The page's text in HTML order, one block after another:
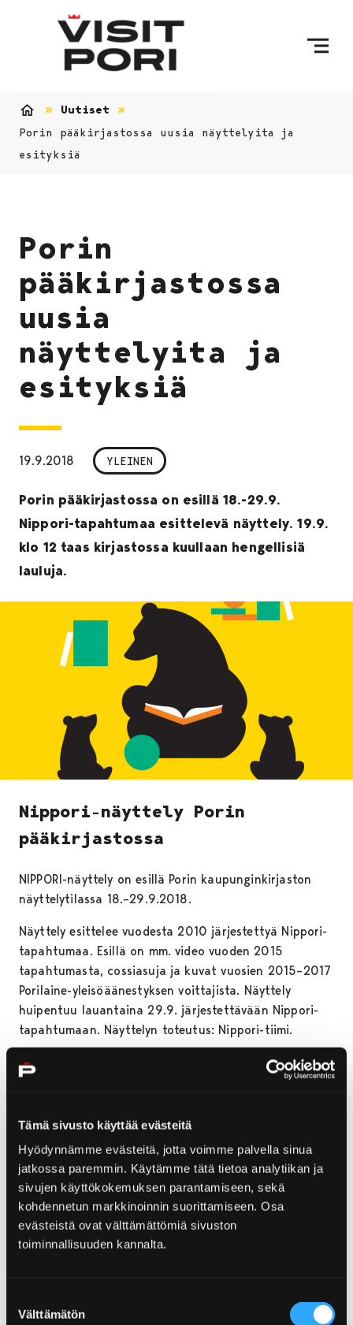
Tämä sivusto käyttää evästeitä
Hyödynnämme evästeitä, jotta voimme palvella sinua
jatkossa paremmin. Käytämme tätä tietoa analytiikan ja
sivujen käyttökokemuksen parantamiseen, sekä
kohdennetun markkinoinnin suorittamiseen. Osa
evästeistä ovat välttämättömiä sivuston
toiminnallisuuden kannalta.
valinta
Välttämätön
Uutiset
Porin pääkirjastossa uusia näyttelyita ja
esityksiä
Porin
pääkirjastossa
uusia
näyttelyita ja
esityksiä
19.9.2018 YLEINEN
Porin pääkirjastossa on esillä 18.-29.9.
Nippori-tapahtumaa esittelevä näyttely. 19.9.
klo 12 taas kirjastossa kuullaan hengellisiä
lauluja.
Nippori-näyttely Porin
pääkirjastossa
NIPPORI-näyttely on esillä Porin kaupunginkirjaston
näyttelytilassa 18.–29.9.2018.
Näyttely esittelee vuodesta 2010 järjestettyä Nippori-
tapahtumaa. Esillä on mm. video vuoden 2015
tapahtumasta, cossiasuja ja kuvat vuosien 2015–2017
Porilaine-yleisöäänestyksen voittajista. Näyttely
huipentuu lauantaina 29.9. järjestettävään Nippori-
tapahtumaan. Näyttelyn toteutus: Nippori-tiimi.
Kirkkomusiikkiesitys Porin
kanttori Leelo Lippingin johdolla hengellisiä lauluja
Porin pääkirjastossa ke 19.9. klo 12.
Suomen Kirkkomusiikkiliitto ry järjestää ensimmäistä
kertaa Kirkkomusiikin päivän. Tarkoitus on tuoda
kirkkomusiikkia näkyviin ja kutsua halukkaita mukaan